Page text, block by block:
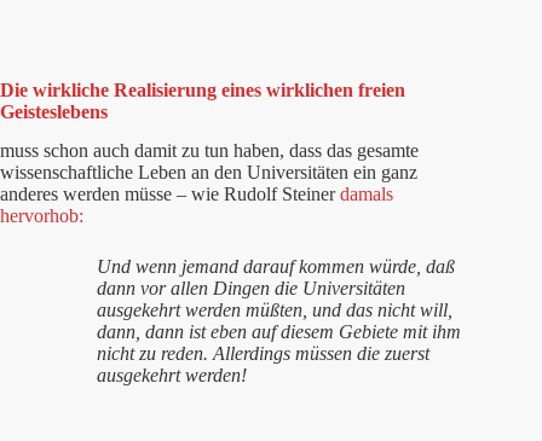
Die wirkliche Realisierung eines wirklichen freien
Geisteslebens
muss schon auch damit zu tun haben, dass das gesamte
wissenschaftliche Leben an den Universitäten ein ganz
anderes werden müsse – wie Rudolf Steinerdamals
hervorhob:
Und wenn jemand darauf kommen würde, daß
dann vor allen Dingen die Universitäten
ausgekehrt werden müßten, und das nicht will,
dann, dann ist eben auf diesem Gebiete mit ihm
nicht zu reden. Allerdings müssen die zuerst
ausgekehrt werden!